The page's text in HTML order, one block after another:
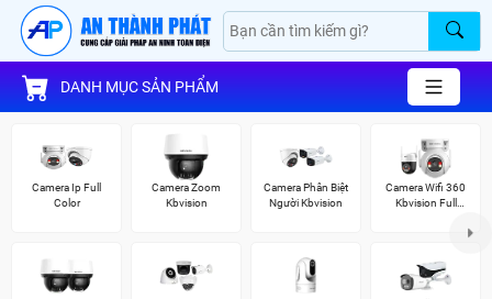
DANH MỤC SẢN PHẨM
Camera Ip Full
Color
Camera Zoom
Kbvision
Camera Phân Biệt
Người Kbvision
Camera Wifi 360
Kbvision Full